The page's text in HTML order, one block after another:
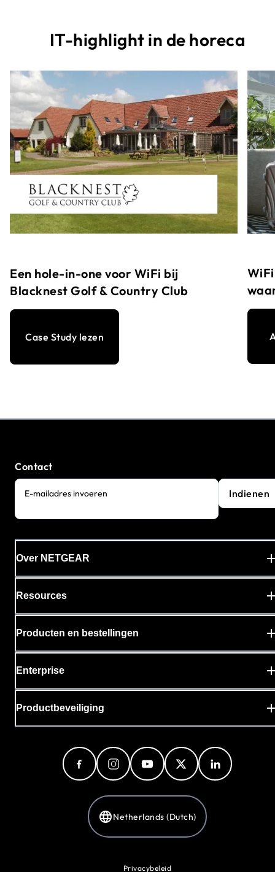
IT-highlight in de horeca
Een hole-in-one voor WiFi bij
Blacknest Golf & Country Club
Case Study lezen
Contact
E-mailadres invoeren Indienen
Over NETGEAR
Resources
Producten en bestellingen
Enterprise
Productbeveiliging
Netherlands (Dutch)
Privacybeleid